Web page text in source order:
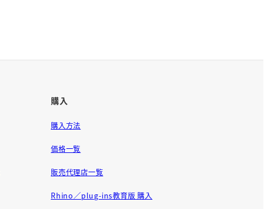
購入
購入方法
価格一覧
販売代理店一覧
Rhino／plug-ins教育版 購入